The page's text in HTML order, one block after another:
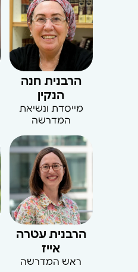
הרבנית חנה
הנקין
מייסדת ונשיאת
המדרשה
הרבנית עטרה
אייז
ראש המדרשה